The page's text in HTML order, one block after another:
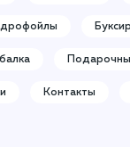
Контакты